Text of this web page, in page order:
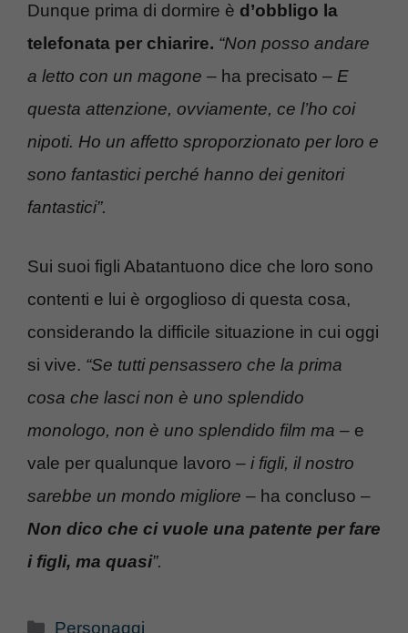
Dunque prima di dormire è d’obbligo la
telefonata per chiarire. “Non posso andare
a letto con un magone – ha precisato – E
questa attenzione, ovviamente, ce l’ho coi
nipoti. Ho un affetto sproporzionato per loro e
sono fantastici perché hanno dei genitori
fantastici”.
Sui suoi figli Abatantuono dice che loro sono
contenti e lui è orgoglioso di questa cosa,
considerando la difficile situazione in cui oggi
si vive. “Se tutti pensassero che la prima
cosa che lasci non è uno splendido
monologo, non è uno splendido film ma – e
vale per qualunque lavoro – i figli, il nostro
sarebbe un mondo migliore – ha concluso –
Non dico che ci vuole una patente per fare
i figli, ma quasi”.
Categorie
Personaggi